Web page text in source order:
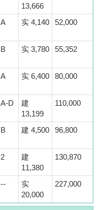
13,666
A 实 4,140 52,000
B 实 3,780 55,352
A 实 6,400 80,000
A-D
建
13,199
110,000
B 建 4,500 96,800
2
建
11,380
130,870
--
实
20,000
227,000